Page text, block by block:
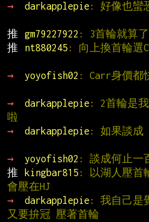
→
darkapplepie : 好像也蠻
推
gm79227922 : 3首輪就算了
推
nt880245 : 向上換首輪選
→
yoyofish02 : Carr身價都
→
darkapplepie : 2首輪是
啦
→
darkapplepie : 如果談成
→
yoyofish02 : 談成何止一
推
kingbar815 : 以湖人壓首
會壓在HJ
→
darkapplepie : 我自己是
又要拚冠 壓著首輪